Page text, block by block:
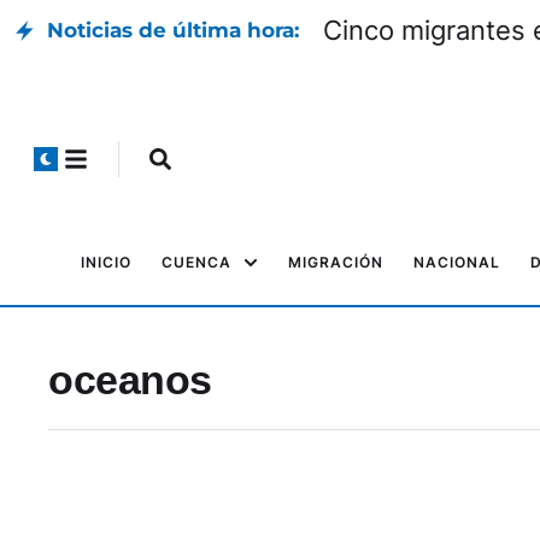
Noticias de última hora: Cinco migrantes
INICIO CUENCA MIGRACIÓN NACIONAL
oceanos